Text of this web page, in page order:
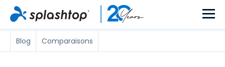
Blog Comparaisons